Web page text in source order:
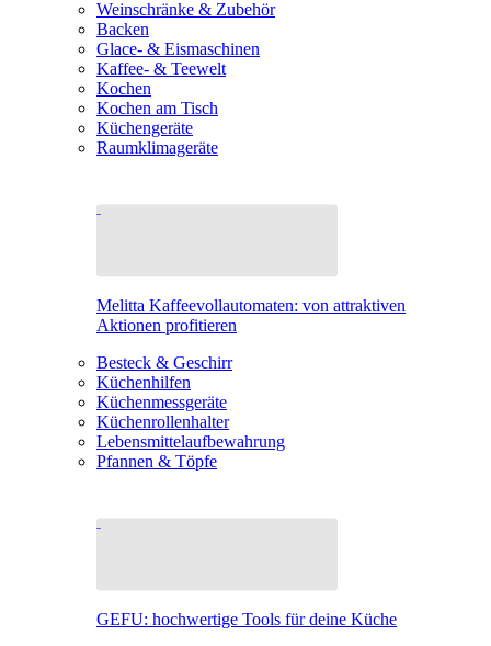
Weinschränke & Zubehör
Backen
Glace- & Eismaschinen
Kaffee- & Teewelt
Kochen
Kochen am Tisch
Küchengeräte
Raumklimageräte
Melitta Kaffeevollautomaten: von attraktiven
Aktionen profitieren
Besteck & Geschirr
Küchenhilfen
Küchenmessgeräte
Küchenrollenhalter
Lebensmittelaufbewahrung
Pfannen & Töpfe
GEFU: hochwertige Tools für deine Küche